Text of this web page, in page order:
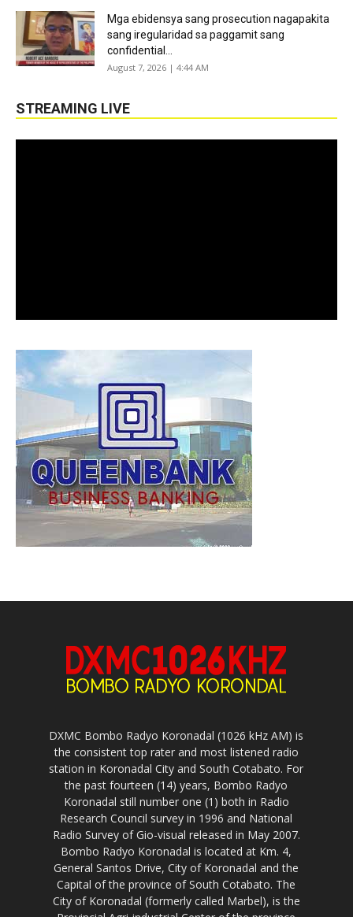
Mga ebidensya sang prosecution nagapakita
sang iregularidad sa paggamit sang
confidential...
August 7, 2026 | 4:44 AM
STREAMING LIVE
DXMC Bombo Radyo Koronadal (1026 kHz AM) is
the consistent top rater and most listened radio
station in Koronadal City and South Cotabato. For
the past fourteen (14) years, Bombo Radyo
Koronadal still number one (1) both in Radio
Research Council survey in 1996 and National
Radio Survey of Gio-visual released in May 2007.
Bombo Radyo Koronadal is located at Km. 4,
General Santos Drive, City of Koronadal and the
Capital of the province of South Cotabato. The
City of Koronadal (formerly called Marbel), is the